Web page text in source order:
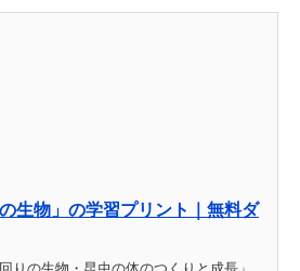
生物」の学習プリント｜無料ダ